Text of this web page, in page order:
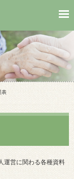
表
運営に関わる各種資料